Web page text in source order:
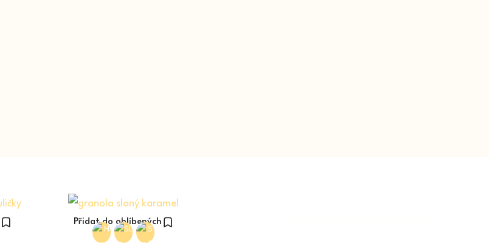
Přidat do oblíbených